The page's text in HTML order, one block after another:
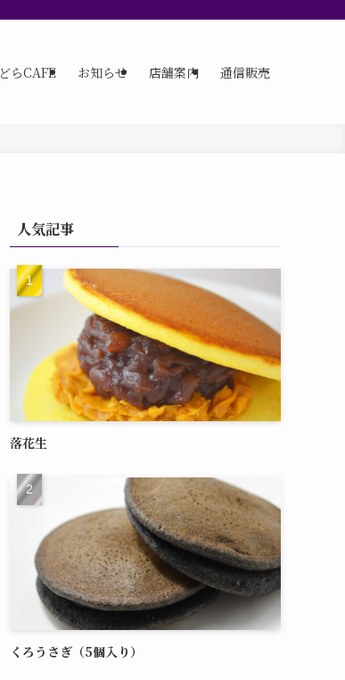
どらCAFE お知らせ 店舗案内 通信販売
人気記事
落花生
くろうさぎ（5個入り）